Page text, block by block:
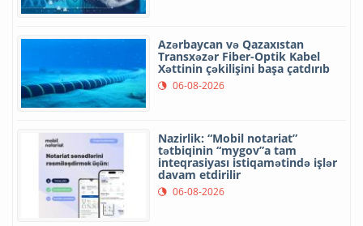
Azərbaycan və Qazaxıstan
Transxəzər Fiber-Optik Kabel
Xəttinin çəkilişini başa çatdırıb
06-08-2026
Nazirlik: “Mobil notariat”
tətbiqinin “mygov”a tam
inteqrasiyası istiqamətində işlər
davam etdirilir
06-08-2026